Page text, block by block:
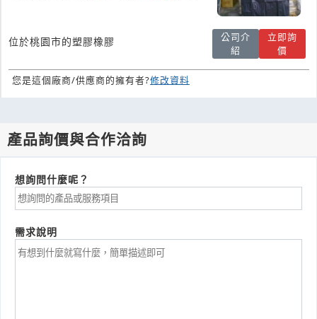
位於桃園市的塑膠橡膠
公司介
紹
立即詢
價
您是這個廠商/供應商的擁有者?修改資料
產品詢價與合作洽詢
想詢問什麼呢？
需求說明